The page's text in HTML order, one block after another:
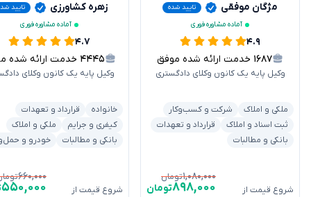
مژگان موفقی
تایید شده
آماده مشاوره فوری
۴.۹
۱۶۸۷ خدمت ارائه شده موفق
وکیل پایه یک کانون وکلای دادگستری
ملکی و املاک
شرکت و کسب‌وکار
ثبت اسناد و املاک
قرارداد و تعهدات
بانکی و مطالبات
شروع قیمت از
۱,۰۸۰,۰۰۰تومان
۸۹۸,۰۰۰تومان
زهره کشاورزی
تایید
آماده مشاوره فوری
۴.۷
۴۴۴۵ خدمت ارائه شده موفق
وکیل پایه یک کانون وکلای
خانواده
قرارداد و تعهدات
کیفری و جرایم
ملکی و املاک
بانکی و مطالبات
خودرو و
شروع قیمت از
۶۶۰,۰۰۰
۵۵۰,۰۰۰